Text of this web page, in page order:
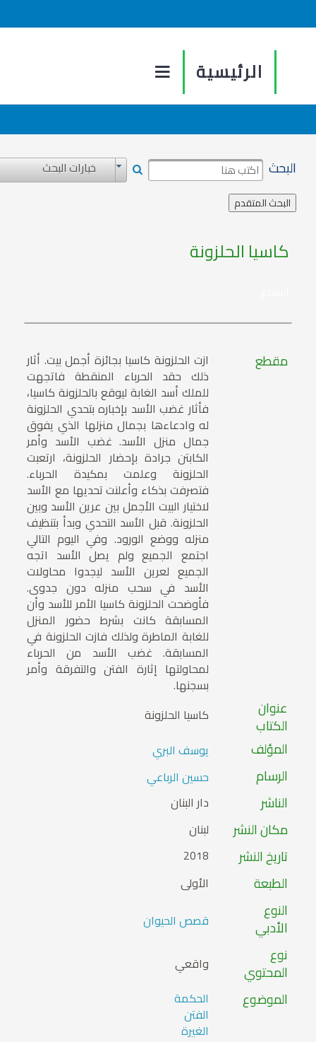
الرئيسية
البحث خيارات البحث
كاسيا الحلزونة
مقطع ازت الحلزونة كاسيا بجائزة أجمل بيت. أثار
ذلك حقد الحرباء المنقطة فاتجهت
للملك أسد الغابة ليوقع بالحلزونة كاسيا،
فأثار غضب الأسد بإخباره بتحدي الحلزونة
له وادعاءها بجمال منزلها الذي يفوق
جمال منزل الأسد. غضب الأسد وأمر
الكابتن جرادة بإحضار الحلزونة، ارتعبت
الحلزونة وعلمت بمكيدة الحرباء.
فتصرفت بذكاء وأعلنت تحديها مع الأسد
لاختيار البيت الأجمل بين عرين الأسد وبين
الحلزونة. قبل الأسد التحدي وبدأ بتنظيف
منزله ووضع الورود. وفي اليوم التالي
اجتمع الجميع ولم يصل الأسد اتجه
الجميع لعرين الأسد ليجدوا محاولات
الأسد في سحب منزله دون جدوى.
فأوضحت الحلزونة كاسيا الأمر للأسد وأن
المسابقة كانت بشرط حضور المنزل
للغابة الماطرة ولذلك فازت الحلزونة في
المسابقة. غضب الأسد من الحرباء
لمحاولتها إثارة الفتن والتفرقة وأمر
بسجنها.
عنوان
الكتاب كاسيا الحلزونة
المؤلف يوسف البري
الرسام حسين الرباعي
الناشر دار البنان
مكان النشر لبنان
تاريخ النشر 2018
الطبعة الأولى
النوع
الأدبي قصص الحيوان
نوع
المحتوي واقعي
الموضوع الحكمة
الفتن
الغيرة